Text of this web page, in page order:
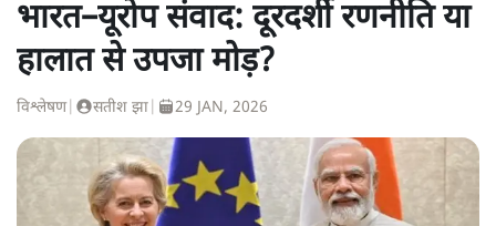
भारत–यूरोप संवाद: दूरदर्शी रणनीति या
हालात से उपजा मोड़?
विश्लेषण| सतीश झा 29 JAN, 2026